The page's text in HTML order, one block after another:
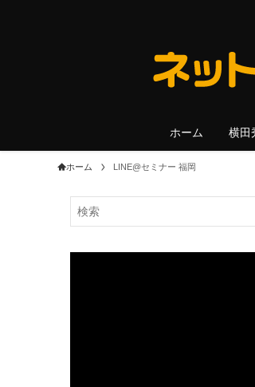
ホーム 横田
ホーム LINE@セミナー 福岡